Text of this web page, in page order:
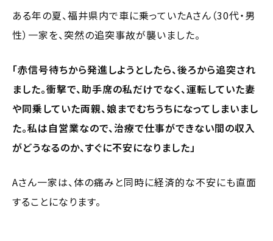
ある年の夏、福井県内で車に乗っていたAさん（30代・男
性）一家を、突然の追突事故が襲いました。
「赤信号待ちから発進しようとしたら、後ろから追突され
ました。衝撃で、助手席の私だけでなく、運転していた妻
や同乗していた両親、娘までむちうちになってしまいまし
た。私は自営業なので、治療で仕事ができない間の収入
がどうなるのか、すぐに不安になりました」
Aさん一家は、体の痛みと同時に経済的な不安にも直面
することになります。